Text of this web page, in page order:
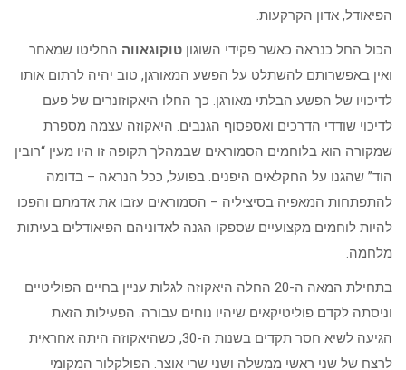
הפיאודל, אדון הקרקעות.
הכול החל כנראה כאשר פקידי השוגון טוקוגאווה החליטו שמאחר
ואין באפשרותם להשתלט על הפשע המאורגן, טוב יהיה לרתום אותו
לדיכויו של הפשע הבלתי מאורגן. כך החלו היאקוזונרים של פעם
לדיכוי שודדי הדרכים ואספסוף הגנבים. היאקוזה עצמה מספרת
שמקורה הוא בלוחמים הסמוראים שבמהלך תקופה זו היו מעין “רובין
הוד” שהגנו על החקלאים היפנים. בפועל, ככל הנראה – בדומה
להתפתחות המאפיה בסיציליה – הסמוראים עזבו את אדמתם והפכו
להיות לוחמים מקצועיים שספקו הגנה לאדוניהם הפיאודלים בעיתות
מלחמה.
בתחילת המאה ה-20 החלה היאקוזה לגלות עניין בחיים הפוליטיים
וניסתה לקדם פוליטיקאים שיהיו נוחים עבורה. הפעילות הזאת
הגיעה לשיא חסר תקדים בשנות ה-30, כשהיאקוזה היתה אחראית
לרצח של שני ראשי ממשלה ושני שרי אוצר. הפולקלור המקומי